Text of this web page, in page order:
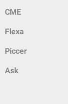
CME
Flexa
Piccer
Ask